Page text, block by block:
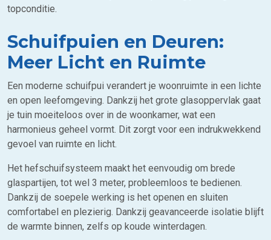
topconditie.
Schuifpuien en Deuren:
Meer Licht en Ruimte
Een moderne schuifpui verandert je woonruimte in een lichte
en open leefomgeving. Dankzij het grote glasoppervlak gaat
je tuin moeiteloos over in de woonkamer, wat een
harmonieus geheel vormt. Dit zorgt voor een indrukwekkend
gevoel van ruimte en licht.
Het hefschuifsysteem maakt het eenvoudig om brede
glaspartijen, tot wel 3 meter, probleemloos te bedienen.
Dankzij de soepele werking is het openen en sluiten
comfortabel en plezierig. Dankzij geavanceerde isolatie blijft
de warmte binnen, zelfs op koude winterdagen.